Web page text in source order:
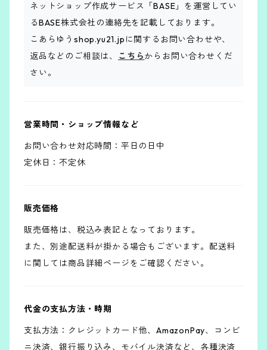
ネットショップ作成サービス「BASE」を運営してい
るBASE株式会社の連絡先を記載しております。
こあらゆうshop.yu21.jpに関するお問い合わせや、
返品などのご相談は、
こちらからお問い合わせくだ
さい。
営業時間・ショップ情報など
お問い合わせ対応時間：平日の日中
定休日：不定休
販売価格
販売価格は、税込み表記となっております。
また、別途配送料が掛かる場合もございます。配送料
に関しては商品詳細ページをご確認ください。
代金の支払方法・時期
支払方法：クレジットカード他、AmazonPay、コンビ
ニ決済、銀行振り込み、モバイル決済など、各種決済